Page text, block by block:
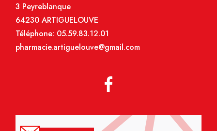
3 Peyreblanque
64230 ARTIGUELOUVE
Téléphone: 05.59.83.12.01
pharmacie.artiguelouve@gmail.com